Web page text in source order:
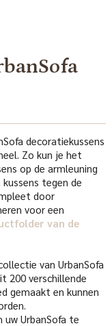
decoratiekussens
Zo kun je het
op de armleuning
tegen de
door
voor een
van de
van UrbanSofa
200 verschillende
gemaakt en kunnen
UrbanSofa te